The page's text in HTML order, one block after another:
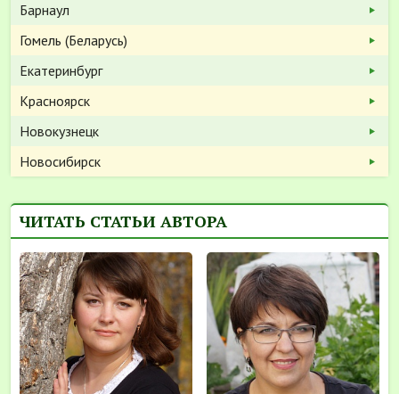
Барнаул
Гомель (Беларусь)
Екатеринбург
Красноярск
Новокузнецк
Новосибирск
ЧИТАТЬ СТАТЬИ АВТОРА